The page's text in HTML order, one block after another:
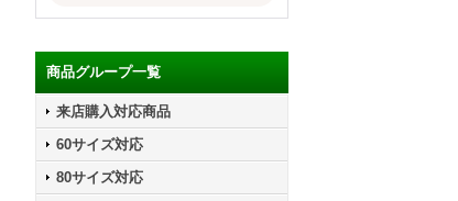
商品グループ一覧
来店購入対応商品
60サイズ対応
80サイズ対応